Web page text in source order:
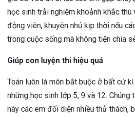
học sinh trải nghiệm khoảnh khắc thú
động viên, khuyên nhủ kịp thời nếu
trong cuộc sống mà không tiện chia
Giúp con luyện thi hiệu quả
Toán luôn là môn bắt buộc ở bất cứ
những học sinh lớp 5, 9 và 12. Chúng
này các em đối diện nhiều thử thách,